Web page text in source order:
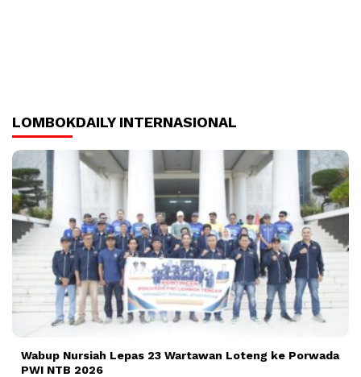
LOMBOKDAILY INTERNASIONAL
Wabup Nursiah Lepas 23 Wartawan Loteng ke Porwada
PWI NTB 2026